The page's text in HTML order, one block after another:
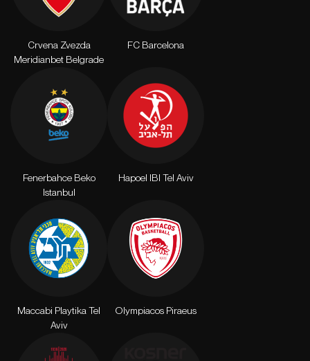
Crvena Zvezda
Meridianbet Belgrade
FC Barcelona
Fenerbahce Beko
Istanbul
Hapoel IBI Tel Aviv
Maccabi Playtika Tel
Aviv
Olympiacos Piraeus